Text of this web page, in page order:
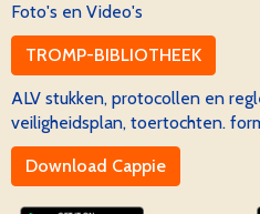
Foto's en Video's
TROMP-BIBLIOTHEEK
ALV stukken, protocollen en
veiligheidsplan, toertochten.
Download Cappie